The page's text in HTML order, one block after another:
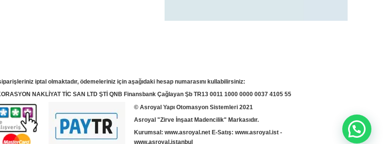
iptal olmaktadır, ödemeleriniz için aşağıdaki hesap numarasını kullabilirsiniz:
NAKLİYAT TİC SAN LTD ŞTİ QNB Finansbank Çağlayan Şb TR13 0011 1000 0000 0037 4105 55
© Asroyal Yapı Otomasyon Sistemleri 2021
Asroyal "Zirve İnşaat Madencilik" Markasıdır.
Kurumsal: www.asroyal.net E-Satış: www.asroyal.ist -
www.asroyal.istanbul